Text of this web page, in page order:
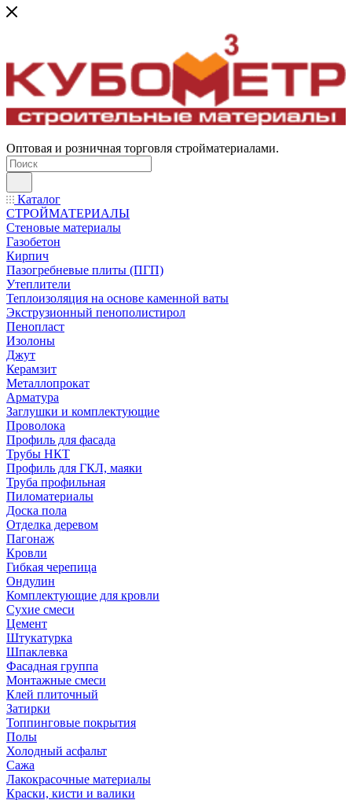
Оптовая и розничная торговля стройматериалами.
Каталог
СТРОЙМАТЕРИАЛЫ
Стеновые материалы
Газобетон
Кирпич
Пазогребневые плиты (ПГП)
Утеплители
Теплоизоляция на основе каменной ваты
Экструзионный пенополистирол
Пенопласт
Изолоны
Джут
Керамзит
Металлопрокат
Арматура
Заглушки и комплектующие
Проволока
Профиль для фасада
Трубы НКТ
Профиль для ГКЛ, маяки
Труба профильная
Пиломатериалы
Доска пола
Отделка деревом
Пагонаж
Кровли
Гибкая черепица
Ондулин
Комплектующие для кровли
Сухие смеси
Цемент
Штукатурка
Шпаклевка
Фасадная группа
Монтажные смеси
Клей плиточный
Затирки
Топпинговые покрытия
Полы
Холодный асфальт
Сажа
Лакокрасочные материалы
Краски, кисти и валики